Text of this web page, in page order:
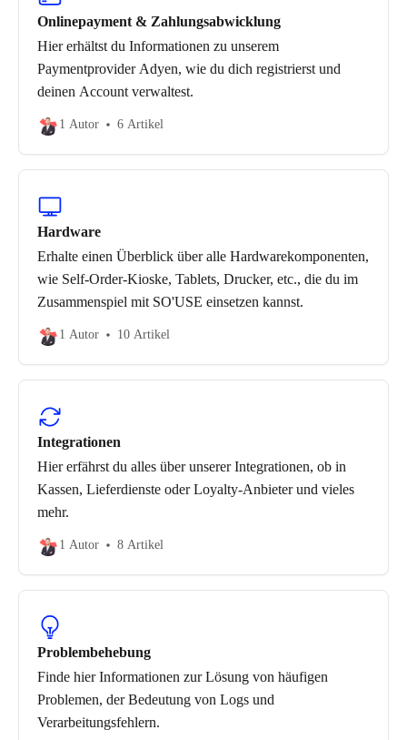
Onlinepayment & Zahlungsabwicklung
Hier erhältst du Informationen zu unserem
Paymentprovider Adyen, wie du dich registrierst und
deinen Account verwaltest.
1 Autor 6 Artikel
Hardware
Erhalte einen Überblick über alle Hardwarekomponenten,
wie Self-Order-Kioske, Tablets, Drucker, etc., die du im
Zusammenspiel mit SO'USE einsetzen kannst.
1 Autor 10 Artikel
Integrationen
Hier erfährst du alles über unserer Integrationen, ob in
Kassen, Lieferdienste oder Loyalty-Anbieter und vieles
mehr.
1 Autor 8 Artikel
Problembehebung
Finde hier Informationen zur Lösung von häufigen
Problemen, der Bedeutung von Logs und
Verarbeitungsfehlern.